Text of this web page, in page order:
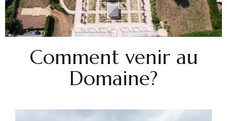
Comment venir au
Domaine?